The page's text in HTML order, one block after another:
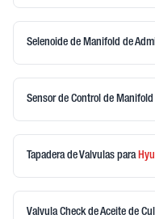
Selenoide de Manifold de
Sensor de Control de
Tapadera de Valvulas para
Valvula Check de Aceite de